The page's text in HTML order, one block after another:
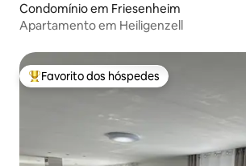
Condomínio em Friesenheim
Apartamento em Heiligenzell
Favoritos dos hóspedes mais apreciados
Favorito dos hóspedes